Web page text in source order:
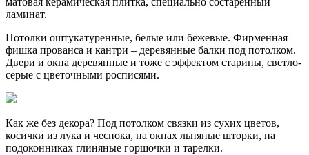
ламинат.
Потолки оштукатуренные, белые или бежевые. Фирменная
фишка прованса и кантри – деревянные балки под потолком.
Двери и окна деревянные и тоже с эффектом старины, светло-
серые с цветочными росписями.
Как же без декора? Под потолком связки из сухих цветов,
косички из лука и чеснока, на окнах льняные шторки, на
подоконниках глиняные горшочки и тарелки.